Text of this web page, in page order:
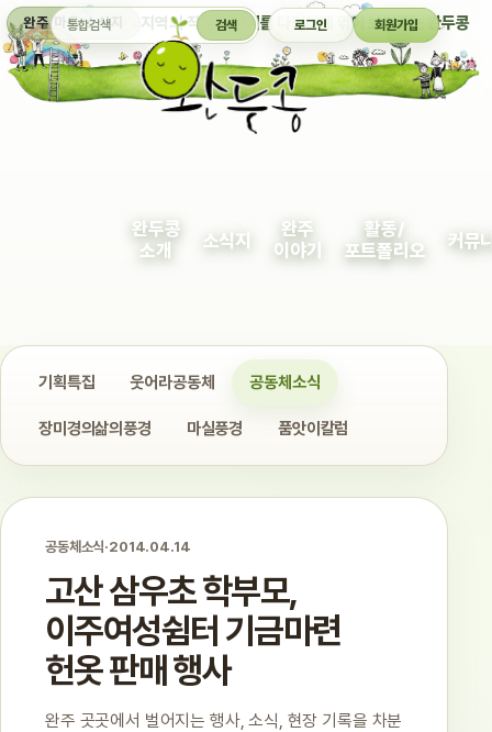
완주 마을 소식지 지역의 작은 이야기를 다정하게 엮어 보여주는 완두콩
통합검색 검색 로그인 회원가입
완두콩
소개
소식지
완주
이야기
활동/
포트폴리오
커뮤
기획특집 웃어라공동체 공동체소식
장미경의삶의풍경 마실풍경 품앗이칼럼
공동체소식·2014.04.14
고산 삼우초 학부모,
이주여성쉼터 기금마련
헌옷 판매 행사
완주 곳곳에서 벌어지는 행사, 소식, 현장 기록을 차분